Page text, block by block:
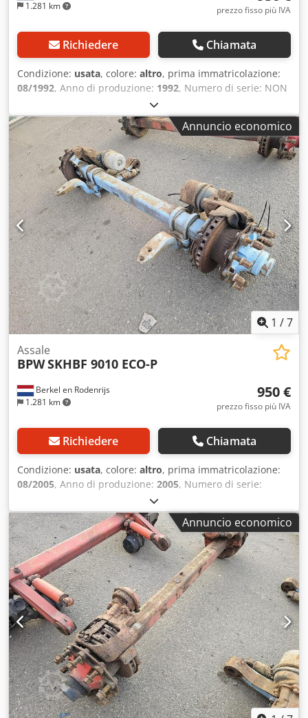
1.281 km
prezzo fisso più IVA
Richiedere Chiamata
Condizione: usata, colore: altro, prima immatricolazione:
08/1992, Anno di produzione: 1992, Numero di serie: NON
DISPONIBILE Crsdpezrr S Tefx Adyef ASSE PER RIMORCHIO
AD ALTA CAPACITÀ.
Annuncio economico
1 /7
Berkel en Rodenrijs
1.281 km
Assale
BPWSKHBF 9010 ECO-P
950 €
prezzo fisso più IVA
Richiedere Chiamata
Condizione: usata, colore: altro, prima immatricolazione:
08/2005, Anno di produzione: 2005, Numero di serie:
27.48.610.106 Disponiamo di oltre 100 assali in magazzino.
Crjdozrr S Hepfx Adyef Se non trovate quello che state
cercando, non esitate a contattarci.Annuncio economico